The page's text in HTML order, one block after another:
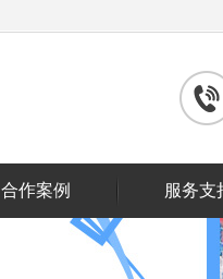
合作案例 服务支